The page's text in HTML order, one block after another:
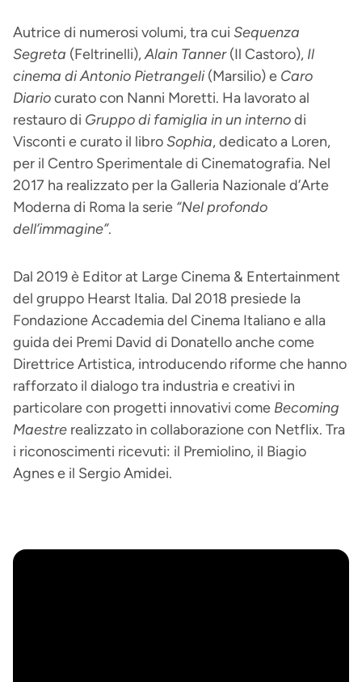
Autrice di numerosi volumi, tra cui Sequenza
Segreta (Feltrinelli),Alain Tanner(Il Castoro), Il
cinema di Antonio Pietrangeli (Marsilio) e Caro
Diariocurato con Nanni Moretti. Ha lavorato al
restauro di Gruppo di famiglia in un internodi
Visconti e curato il libroSophia, dedicato a Loren,
per il Centro Sperimentale di Cinematografia. Nel
2017 ha realizzato per la Galleria Nazionale d’Arte
Moderna di Roma la serie “Nel profondo
dell’immagine”.
Dal 2019 è Editor at Large Cinema & Entertainment
del gruppo Hearst Italia. Dal 2018 presiede la
Fondazione Accademia del Cinema Italiano e alla
guida dei Premi David di Donatello anche come
Direttrice Artistica, introducendo riforme che hanno
rafforzato il dialogo tra industria e creativi in
particolare con progetti innovativi come Becoming
Maestre realizzato in collaborazione con Netflix. Tra
i riconoscimenti ricevuti: il Premiolino, il Biagio
Agnes e il Sergio Amidei.